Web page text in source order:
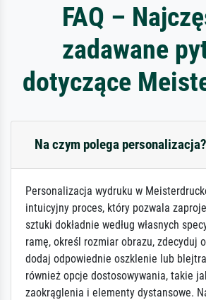
FAQ –
zadawane
dotyczące
Na czym polega personalizacja?
Personalizacja wydruku w
intuicyjny proces, który pozwala
sztuki dokładnie według własnych
ramę, określ rozmiar obrazu, zdecyduj
dodaj odpowiednie oszklenie lub
również opcje dostosowywania, takie
zaokrąglenia i elementy dystansowe.